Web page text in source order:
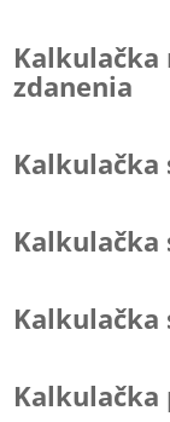
Kalkulačka
zdanenia
Kalkulačka
Kalkulačka